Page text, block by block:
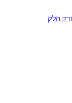
חלק